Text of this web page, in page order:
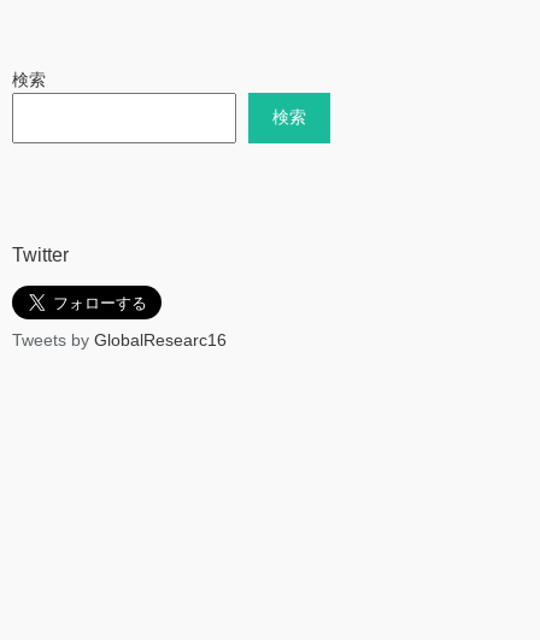
検索
検索
Twitter
Tweets by GlobalResearc16